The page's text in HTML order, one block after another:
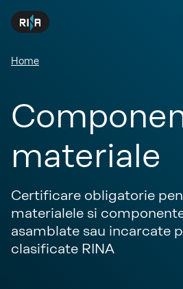
Home
materiale
Certificare obligatorie
materialele si
asamblate sau incarcate
clasificate RINA